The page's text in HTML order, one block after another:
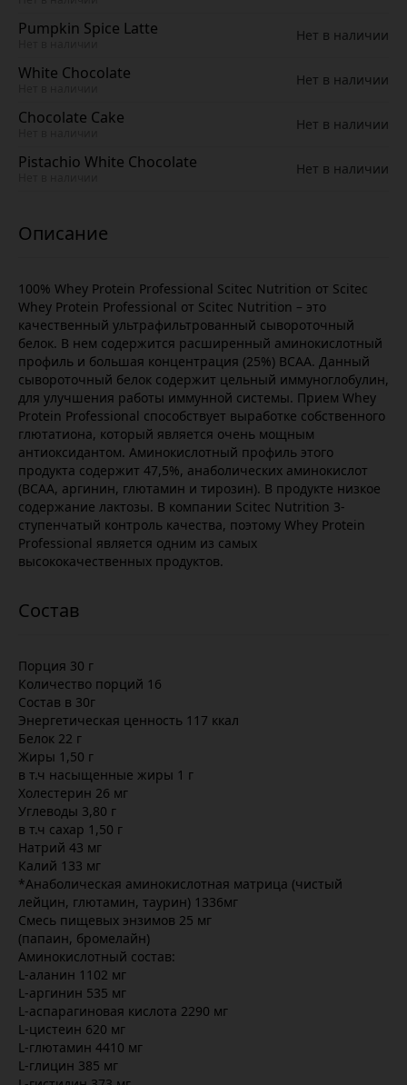
Pumpkin Spice Latte Нет в наличии
White Chocolate Нет в наличии
Chocolate Cake Нет в наличии
Pistachio White Chocolate Нет в наличии
100% Whey Protein Professional Scitec Nutrition от Scitec
Whey Protein Professional от Scitec Nutrition – это
качественный ультрафильтрованный сывороточный
белок. В нем содержится расширенный аминокислотный
профиль и большая концентрация (25%) ВСАА. Данный
сывороточный белок содержит цельный иммуноглобулин,
для улучшения работы иммунной системы. Прием Whey
Protein Professional способствует выработке собственного
глютатиона, который является очень мощным
антиоксидантом. Аминокислотный профиль этого
продукта содержит 47,5%, анаболических аминокислот
(ВСАА, аргинин, глютамин и тирозин). В продукте низкое
содержание лактозы. В компании Scitec Nutrition 3-
ступенчатый контроль качества, поэтому Whey Protein
Professional является одним из самых
высококачественных продуктов.
Порция 30 г
Количество порций 16
Состав в 30г
Энергетическая ценность 117 ккал
Белок 22 г
Жиры 1,50 г
в т.ч насыщенные жиры 1 г
Холестерин 26 мг
Углеводы 3,80 г
в т.ч сахар 1,50 г
Натрий 43 мг
Калий 133 мг
*Анаболическая аминокислотная матрица (чистый
лейцин, глютамин, таурин) 1336мг
Смесь пищевых энзимов 25 мг
(папаин, бромелайн)
Аминокислотный состав:
L-аланин 1102 мг
L-аргинин 535 мг
L-аспарагиновая кислота 2290 мг
L-цистеин 620 мг
L-глютамин 4410 мг
L-глицин 385 мг